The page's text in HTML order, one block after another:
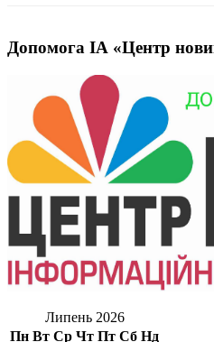
Допомога ІА «Центр
Липень 2026
Пн Вт Ср Чт Пт Сб Нд